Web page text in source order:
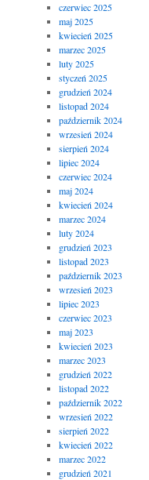
czerwiec 2025
maj 2025
kwiecień 2025
marzec 2025
luty 2025
styczeń 2025
grudzień 2024
listopad 2024
październik 2024
wrzesień 2024
sierpień 2024
lipiec 2024
czerwiec 2024
maj 2024
kwiecień 2024
marzec 2024
luty 2024
grudzień 2023
listopad 2023
październik 2023
wrzesień 2023
lipiec 2023
czerwiec 2023
maj 2023
kwiecień 2023
marzec 2023
grudzień 2022
listopad 2022
październik 2022
wrzesień 2022
sierpień 2022
kwiecień 2022
marzec 2022
grudzień 2021